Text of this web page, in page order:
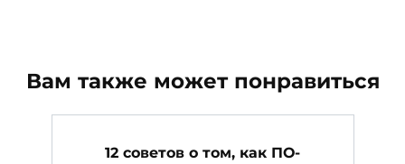
Вам также может понравиться
12 советов о том, как ПО-